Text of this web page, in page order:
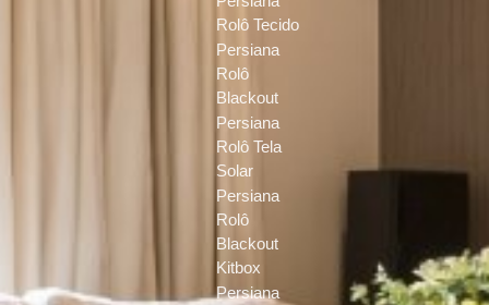
Rolô Tecido
Persiana
Rolô
Blackout
Persiana
Rolô Tela
Solar
Persiana
Rolô
Blackout
Kitbox
Persiana